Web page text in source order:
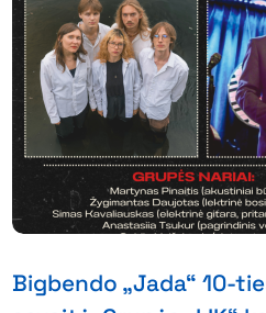
Bigbendo „Jada“ 10-